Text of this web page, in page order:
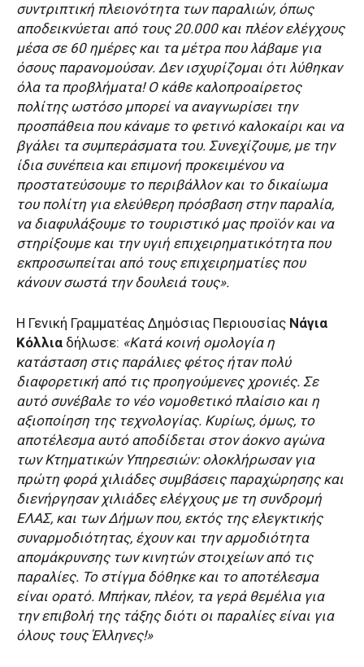
συντριπτική πλειονότητα των παραλιών, όπως
αποδεικνύεται από τους 20.000 και πλέον ελέγχους
μέσα σε 60 ημέρες και τα μέτρα που λάβαμε για
όσους παρανομούσαν. Δεν ισχυρίζομαι ότι λύθηκαν
όλα τα προβλήματα! Ο κάθε καλοπροαίρετος
πολίτης ωστόσο μπορεί να αναγνωρίσει την
προσπάθεια που κάναμε το φετινό καλοκαίρι και να
βγάλει τα συμπεράσματα του. Συνεχίζουμε, με την
ίδια συνέπεια και επιμονή προκειμένου να
προστατεύσουμε το περιβάλλον και το δικαίωμα
του πολίτη για ελεύθερη πρόσβαση στην παραλία,
να διαφυλάξουμε το τουριστικό μας προϊόν και να
στηρίξουμε και την υγιή επιχειρηματικότητα που
εκπροσωπείται από τους επιχειρηματίες που
κάνουν σωστά την δουλειά τους».
Η Γενική Γραμματέας Δημόσιας Περιουσίας Νάγια
Κόλλια δήλωσε: «Κατά κοινή ομολογία η
κατάσταση στις παράλιες φέτος ήταν πολύ
διαφορετική από τις προηγούμενες χρονιές. Σε
αυτό συνέβαλε το νέο νομοθετικό πλαίσιο και η
αξιοποίηση της τεχνολογίας. Κυρίως, όμως, το
αποτέλεσμα αυτό αποδίδεται στον άοκνο αγώνα
των Κτηματικών Υπηρεσιών: ολοκλήρωσαν για
πρώτη φορά χιλιάδες συμβάσεις παραχώρησης και
διενήργησαν χιλιάδες ελέγχους με τη συνδρομή
ΕΛΑΣ, και των Δήμων που, εκτός της ελεγκτικής
συναρμοδιότητας, έχουν και την αρμοδιότητα
απομάκρυνσης των κινητών στοιχείων από τις
παραλίες. Το στίγμα δόθηκε και το αποτέλεσμα
είναι ορατό. Μπήκαν, πλέον, τα γερά θεμέλια για
την επιβολή της τάξης διότι οι παραλίες είναι για
όλους τους Έλληνες!»